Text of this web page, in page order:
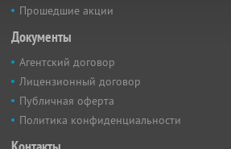
Прошедшие акции
Документы
Агентский договор
Лицензионный договор
Публичная оферта
Политика конфиденциальности